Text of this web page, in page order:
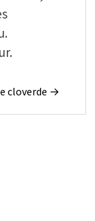
cloverde →